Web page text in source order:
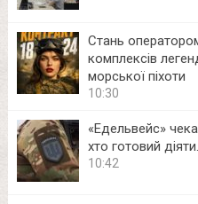
Стань
комплексів
морської піхоти
10:30
«Едельвейс»
хто готовий
10:42